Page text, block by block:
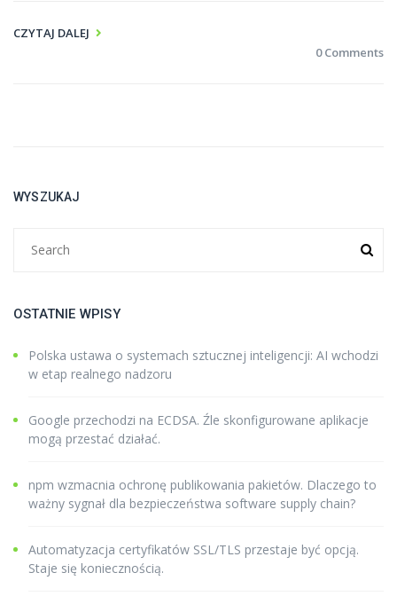
CZYTAJ DALEJ
0 Comments
WYSZUKAJ
OSTATNIE WPISY
Polska ustawa o systemach sztucznej inteligencji: AI wchodzi
w etap realnego nadzoru
Google przechodzi na ECDSA. Źle skonfigurowane aplikacje
mogą przestać działać.
npm wzmacnia ochronę publikowania pakietów. Dlaczego to
ważny sygnał dla bezpieczeństwa software supply chain?
Automatyzacja certyfikatów SSL/TLS przestaje być opcją.
Staje się koniecznością.